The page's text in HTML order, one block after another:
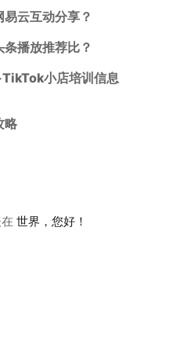
云互动分享？
播放推荐比？
小店培训信息
略
世界，您好！